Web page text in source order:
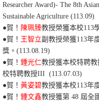
Researcher Award)- The 8th
Sustainable Agriculture (113.09)
●賀！ 陳珮臻教授榮獲本校113
●賀！ 王智立副教授榮獲113年
獎。 (113.08.19)
●賀！ 鍾光仁教授獲本校特聘教
校特聘教授III (113.07.03)
●賀！ 黃姿碧教授獲本校113年
●賀！ 鍾文鑫教授獲第 48 屆全